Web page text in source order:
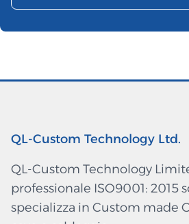
QL-Custom Technology Ltd.
QL-Custom Technology
professionale ISO9001: 2015
specializza in Custom made